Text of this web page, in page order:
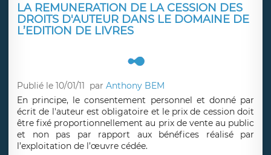
LA REMUNERATION DE LA CESSION DES
DROITS D'AUTEUR DANS LE DOMAINE DE
L’EDITION DE LIVRES
Publié le 10/01/11 parAnthony BEM
En principe, le consentement personnel et donné par
écrit de l'auteur est obligatoire et le prix de cession doit
être fixé proportionnellement au prix de vente au public
et non pas par rapport aux bénéfices réalisé par
l’exploitation de l’œuvre cédée.